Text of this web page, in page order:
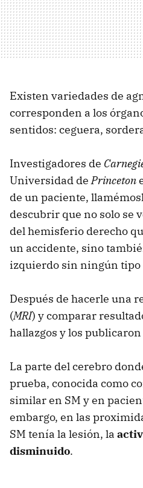
Existen variedades de
corresponden a los
sentidos: ceguera,
Investigadores de
Universidad dePrinceton
de un paciente,
descubrir que no solo se
del hemisferio derecho
un accidente, sino
izquierdo sin ningún tipo
Después de hacerle una
(MRI) y comparar
hallazgos y los
La parte del cerebro
prueba, conocida como
similar en SM y en
embargo, en las
SM tenía la lesión, la
disminuido.